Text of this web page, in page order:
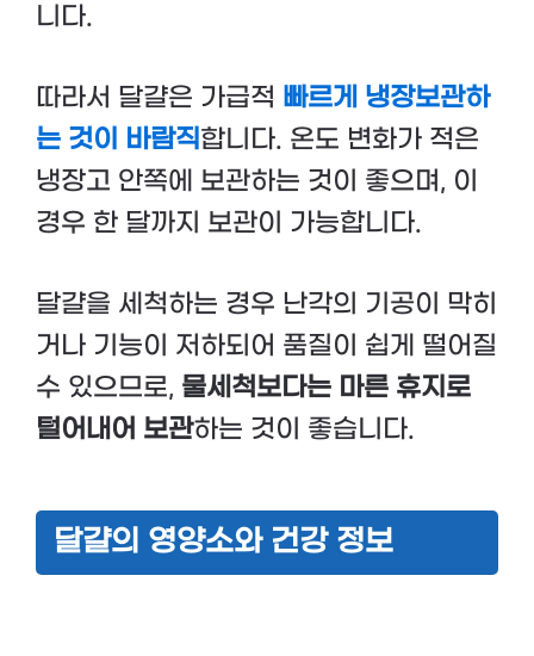
니다.
따라서 달걀은 가급적 빠르게 냉장보관하
는 것이 바람직합니다. 온도 변화가 적은
냉장고 안쪽에 보관하는 것이 좋으며, 이
경우 한 달까지 보관이 가능합니다.
달걀을 세척하는 경우 난각의 기공이 막히
거나 기능이 저하되어 품질이 쉽게 떨어질
수 있으므로, 물세척보다는 마른 휴지로
털어내어 보관하는 것이 좋습니다​.
달걀의 영양소와 건강 정보